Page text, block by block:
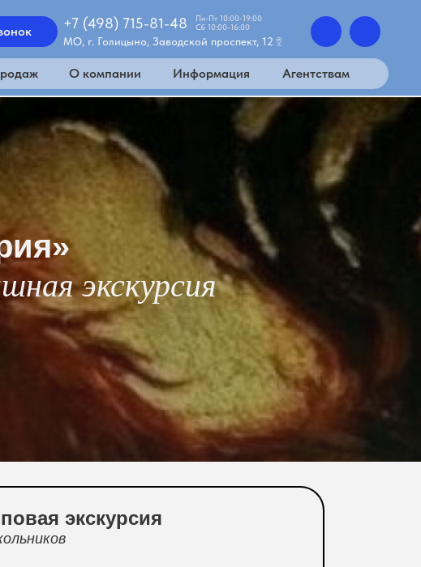
+7 (498) 715-81-48
МО, г. Голицыно, Заводской проспект, 12
Информация Агентствам
О компании
Пн-Пт 10:00-19:00
Сб 10:00-16:00
экскурсия
экскурсия